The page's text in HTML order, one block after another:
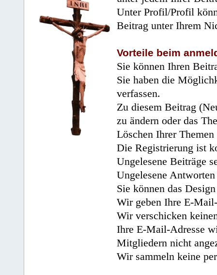
Unter Profil/Profil
Beitrag unter Ihrem
Vorteile beim
Sie können Ihren
Sie haben die
verfassen.
Zu diesem Beitrag
zu ändern oder das
Löschen Ihrer
Die Registrierung ist
Ungelesene Beiträge
Ungelesene
Sie können das
Wir geben Ihre E-
Wir verschicken
Ihre E-Mail-Adresse
Mitgliedern nicht
Wir sammeln keine